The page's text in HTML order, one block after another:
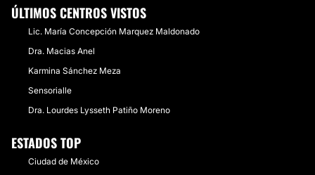
ÚLTIMOS CENTROS VISTOS
​Lic. María Concepción Marquez Maldonado
Dra. Macias Anel
Karmina Sánchez Meza
Sensorialle
Dra. Lourdes Lysseth Patiño Moreno
ESTADOS TOP
Ciudad de México